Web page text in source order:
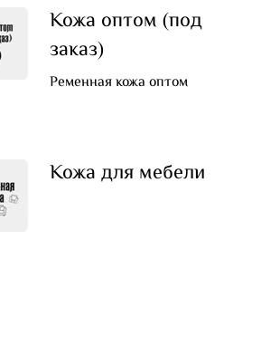
Кожа оптом (под
заказ)
Ременная кожа оптом
Кожа для мебели